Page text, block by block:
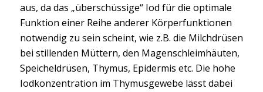
aus, da das „überschüssige“ Iod für die optimale
Funktion einer Reihe anderer Körperfunktionen
notwendig zu sein scheint, wie z.B. die Milchdrüsen
bei stillenden Müttern, den Magenschleimhäuten,
Speicheldrüsen, Thymus, Epidermis etc. Die hohe
Iodkonzentration im Thymusgewebe lässt dabei